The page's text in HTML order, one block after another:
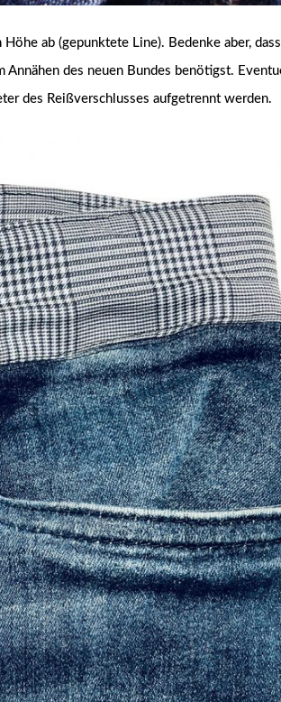
ab (gepunktete Line). Bedenke aber,
Annähen des neuen Bundes benötigst.
des Reißverschlusses aufgetrennt werden.